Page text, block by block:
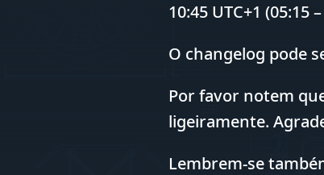
10:45 UTC+1 (05:15
O changelog pode
Por favor notem
ligeiramente.
Lembrem-se